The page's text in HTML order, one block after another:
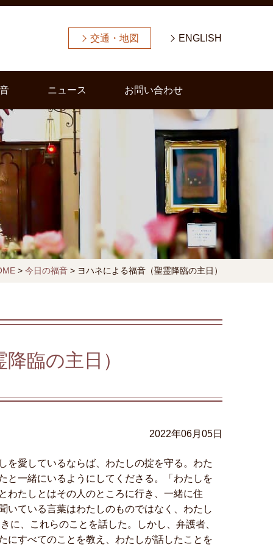
交通・地図 ENGLISH
ニュース お問い合わせ
> 今日の福音> ヨハネによる福音（聖霊降臨の主日）
臨の主日）
2022年06月05日
を愛しているならば、わたしの掟を守る。わた
と一緒にいるようにしてくださる。「わたしを
わたしとはその人のところに行き、一緒に住
いている言葉はわたしのものではなく、わたし
に、これらのことを話した。しかし、弁護者、
にすべてのことを教え、わたしが話したことを